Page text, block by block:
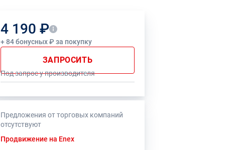
4 190 ₽
+ 84 бонусных ₽ за покупку
ЗАПРОСИТЬ
Под запрос у производителя
Предложения от торговых компаний
отсутствуют
Продвижение на Enex